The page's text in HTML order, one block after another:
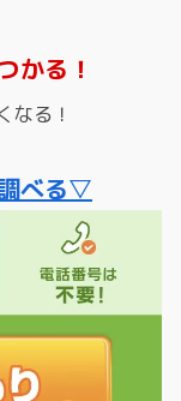
かる！
なる！
べる▽